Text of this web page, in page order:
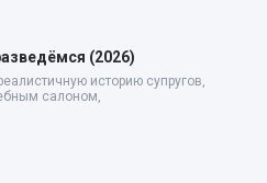
(2026)
историю супругов,
салоном,